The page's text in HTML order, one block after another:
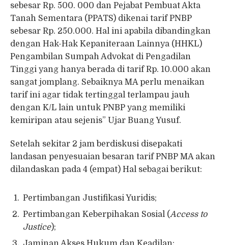
sebesar Rp. 500. 000 dan Pejabat Pembuat Akta
Tanah Sementara (PPATS) dikenai tarif PNBP
sebesar Rp. 250.000. Hal ini apabila dibandingkan
dengan Hak-Hak Kepaniteraan Lainnya (HHKL)
Pengambilan Sumpah Advokat di Pengadilan
Tinggi yang hanya berada di tarif Rp. 10.000 akan
sangat jomplang. Sebaiknya MA perlu menaikan
tarif ini agar tidak tertinggal terlampau jauh
dengan K/L lain untuk PNBP yang memiliki
kemiripan atau sejenis” Ujar Buang Yusuf.
Setelah sekitar 2 jam berdiskusi disepakati
landasan penyesuaian besaran tarif PNBP MA akan
dilandaskan pada 4 (empat) Hal sebagai berikut:
Pertimbangan Justifikasi Yuridis;
Pertimbangan Keberpihakan Sosial (Access to
Justice);